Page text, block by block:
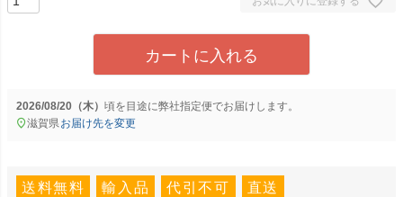
カートに入れる
2026/08/20（木） に弊社指定便でお届けします。
滋賀県お届け先を変更
送料無料 輸入品 代引不可 直送